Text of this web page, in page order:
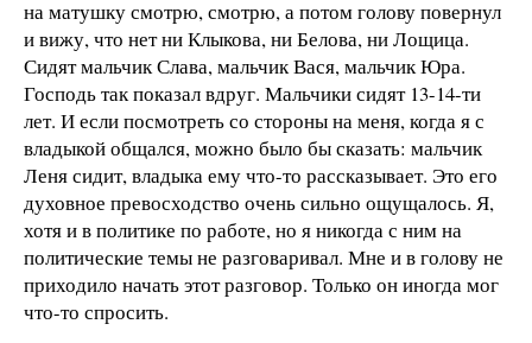
на матушку смотрю, смотрю, а потом голову повернул
и вижу, что нет ни Клыкова, ни Белова, ни Лощица.
Сидят мальчик Слава, мальчик Вася, мальчик Юра.
Господь так показал вдруг. Мальчики сидят 13-14-ти
лет. И если посмотреть со стороны на меня, когда я с
владыкой общался, можно было бы сказать: мальчик
Леня сидит, владыка ему что-то рассказывает. Это его
духовное превосходство очень сильно ощущалось. Я,
хотя и в политике по работе, но я никогда с ним на
политические темы не разговаривал. Мне и в голову не
приходило начать этот разговор. Только он иногда мог
что-то спросить.